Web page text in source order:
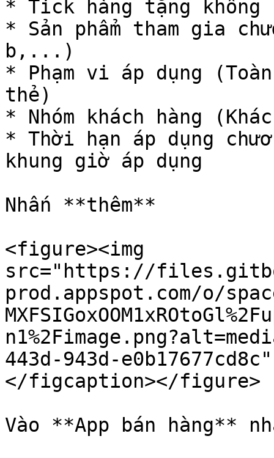
* Tick hàng tặng không
* Sản phẩm tham gia
b,...)
* Phạm vi áp dụng
thẻ)
* Nhóm khách hàng
* Thời hạn áp dụng
khung giờ áp dụng
Nhấn **thêm**
<figure><img
src="https://
prod.appspot.com/o/
443d-943d-
</figcaption></figure>
Vào **App bán hàng**